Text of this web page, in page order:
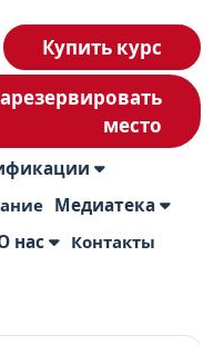
Купить курс
место
Медиатека
нас Контакты